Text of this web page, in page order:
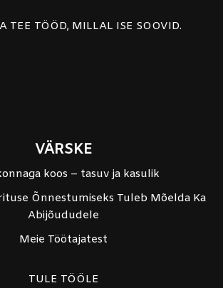
TEE TÖÖD, MILLAL ISE SOOVID.
VÄRSKE
koos – tasuv ja kasulik
Õnnestumiseks Tuleb Mõelda Ka
Abijõududele
Meie Töötajatest
TULE TÖÖLE